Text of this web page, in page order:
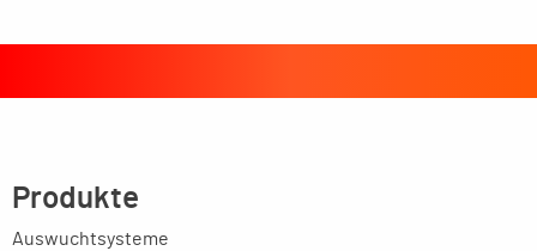
Produkte
Auswuchtsysteme